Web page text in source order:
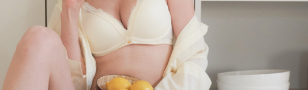
[26SS] 올데이 볼류머 라
이트 1set
노와이어
[26SS] 올데이 볼류머 라
이트 3set
노와이어